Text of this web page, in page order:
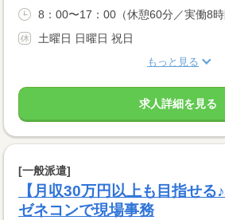
8：00〜17：00（休憩60分／実働8
土曜日 日曜日 祝日
もっと見る
求人詳細を見る
[一般派遣]
【月収30万円以上も目指せる
ゼネコンで現場事務